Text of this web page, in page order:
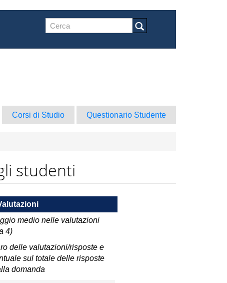
Form
Corsi di Studio Questionario Studente
studenti
medio nelle valutazioni
4)
delle valutazioni/risposte e
sul totale delle risposte
domanda